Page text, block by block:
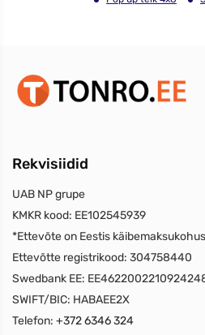
Rekvisiidid
UAB NP grupe
KMKR kood: EE102545939
*Ettevõte on Eestis
Ettevõtte registrikood: 304758440
Swedbank EE:
SWIFT/BIC: HABAEE2X
Telefon: +372 6346 324